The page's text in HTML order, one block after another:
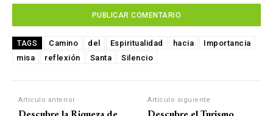
TAGS Camino del Espiritualidad hacia
Importancia
misa
reflexión Santa Silencio
Artículo anterior Artículo siguiente